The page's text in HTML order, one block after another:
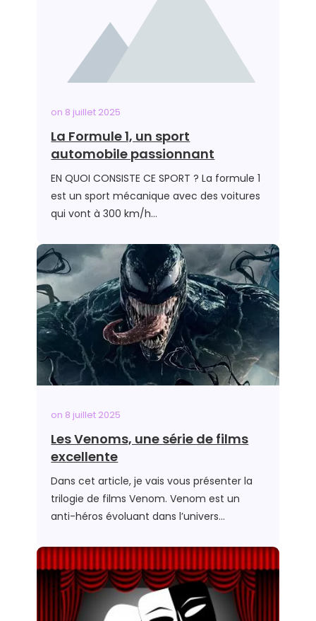
on 8 juillet 2025
La Formule 1, un sport
automobile passionnant
EN QUOI CONSISTE CE SPORT ? La formule 1
est un sport mécanique avec des voitures
qui vont à 300 km/h…
on 8 juillet 2025
Les Venoms, une série de films
excellente
Dans cet article, je vais vous présenter la
trilogie de films Venom. Venom est un
anti-héros évoluant dans l’univers…